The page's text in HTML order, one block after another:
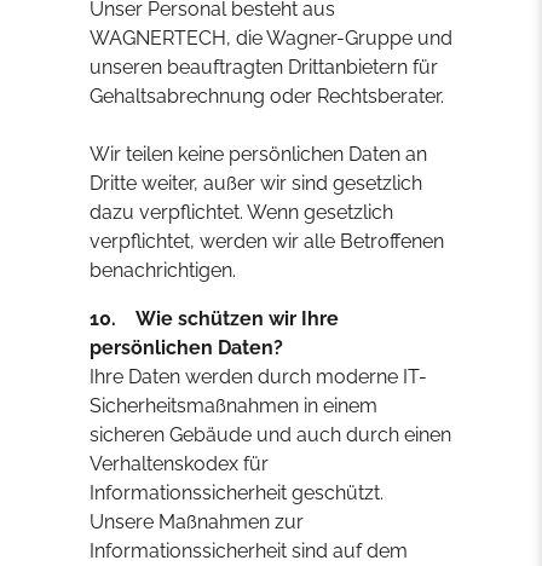
Unser Personal besteht aus
WAGNERTECH, die Wagner-Gruppe und
unseren beauftragten Drittanbietern für
Gehaltsabrechnung oder Rechtsberater.
Wir teilen keine persönlichen Daten an
Dritte weiter, außer wir sind gesetzlich
dazu verpflichtet. Wenn gesetzlich
verpflichtet, werden wir alle Betroffenen
benachrichtigen.
10. Wie schützen wir Ihre
persönlichen Daten?
Ihre Daten werden durch moderne IT-
Sicherheitsmaßnahmen in einem
sicheren Gebäude und auch durch einen
Verhaltenskodex für
Informationssicherheit geschützt.
Unsere Maßnahmen zur
Informationssicherheit sind auf dem